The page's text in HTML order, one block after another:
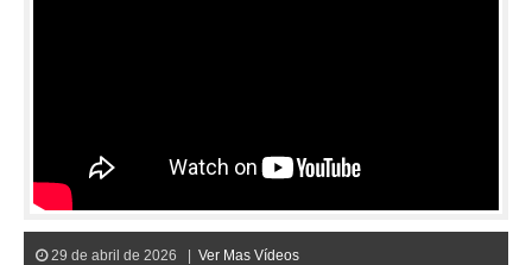
29 de abril de 2026 | Ver Mas Vídeos